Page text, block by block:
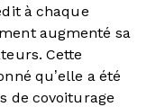
à chaque
augmenté sa
Cette
qu’elle a été
de covoiturage